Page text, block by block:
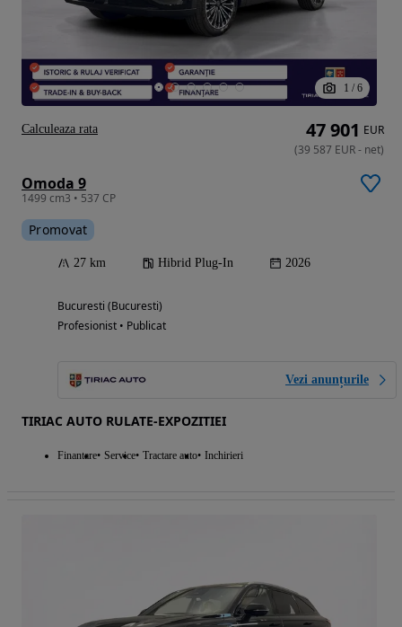
1 / 6
Omoda 9
1499 cm3 • 537 CP
Promovat
27 km Hibrid Plug-In 2026
Bucuresti (Bucuresti)
Profesionist • Publicat
Vezi anunțurile
TIRIAC AUTO RULATE-EXPOZITIEI
Finantare Service Tractare auto Inchirieri
47 901 EUR
(39 587 EUR- net)
Calculeaza rata